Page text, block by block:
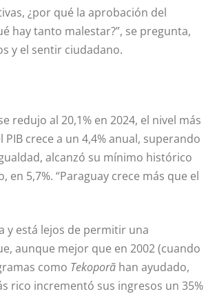
¿por qué la aprobación del
hay tanto malestar?”, se pregunta,
y el sentir ciudadano.
redujo al 20,1% en 2024, el nivel más
crece a un 4,4% anual, superando
alcanzó su mínimo histórico
5,7%. “Paraguay crece más que el
y está lejos de permitir una
aunque mejor que en 2002 (cuando
como Tekoporã han ayudado,
rico incrementó sus ingresos un 35%